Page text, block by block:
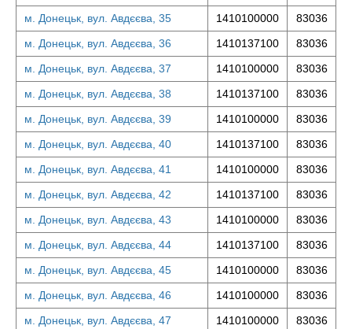
м. Донецьк, вул. Авдєєва, 35 1410100000
83036
м. Донецьк, вул. Авдєєва, 36
1410137100
83036
м. Донецьк, вул. Авдєєва, 37
1410100000
83036
м. Донецьк, вул. Авдєєва, 38
1410137100
83036
м. Донецьк, вул. Авдєєва, 39
1410100000
83036
м. Донецьк, вул. Авдєєва, 40
1410137100
83036
м. Донецьк, вул. Авдєєва, 41
1410100000
83036
м. Донецьк, вул. Авдєєва, 42
1410137100
83036
м. Донецьк, вул. Авдєєва, 43
1410100000
83036
м. Донецьк, вул. Авдєєва, 44
1410137100
83036
м. Донецьк, вул. Авдєєва, 45
1410100000
83036
м. Донецьк, вул. Авдєєва, 46
1410100000
83036
м. Донецьк, вул. Авдєєва, 47
1410100000
83036